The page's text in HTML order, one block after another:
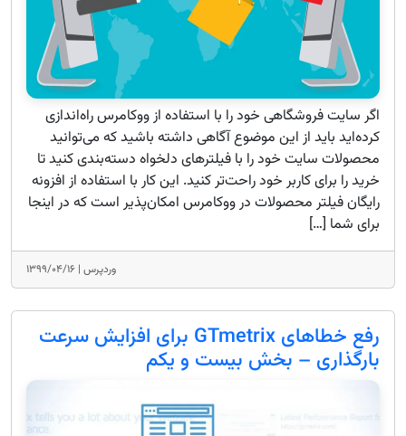
اگر سایت فروشگاهی خود را با استفاده از ووکامرس راه‌اندازی
کرده‌اید باید از این موضوع آگاهی داشته باشید که می‌توانید
محصولات سایت خود را با فیلترهای دلخواه دسته‌بندی کنید تا
خرید را برای کاربر خود راحت‌تر کنید. این کار با استفاده از افزونه
رایگان فیلتر محصولات در ووکامرس امکان‌پذیر است که در اینجا
برای شما […]
وردپرس | ۱۳۹۹/۰۴/۱۶
رفع خطاهای GTmetrix برای افزایش سرعت
بارگذاری – بخش بیست و یکم